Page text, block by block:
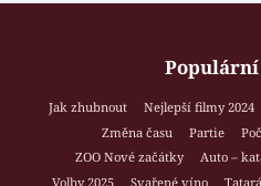
Jak zhubnout Nejlepší filmy 2024
Změna času
Partie
ZOO Nové začátky
Auto –
Volby 2025
Svařené víno